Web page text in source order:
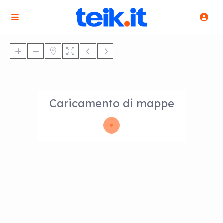
Caricamento di mappe